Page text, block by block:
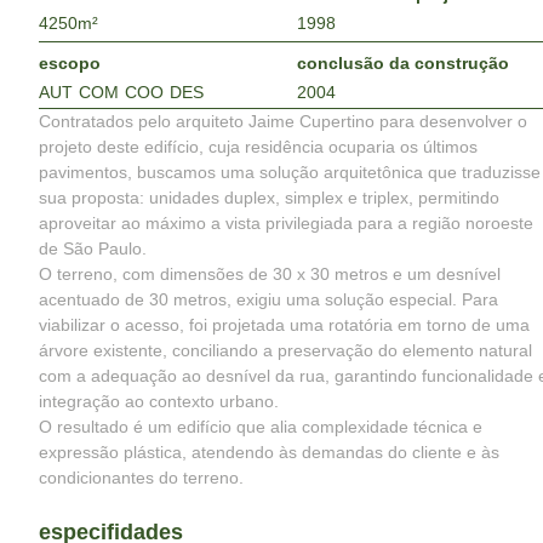
4250m²
escopo
AUT COM COO DES
1998
conclusão da construção
2004
Contratados pelo arquiteto Jaime Cupertino para desenvolver o
projeto deste edifício, cuja residência ocuparia os últimos
pavimentos, buscamos uma solução arquitetônica que traduzisse
sua proposta: unidades duplex, simplex e triplex, permitindo
aproveitar ao máximo a vista privilegiada para a região noroeste
de São Paulo.
O terreno, com dimensões de 30 x 30 metros e um desnível
acentuado de 30 metros, exigiu uma solução especial. Para
viabilizar o acesso, foi projetada uma rotatória em torno de uma
árvore existente, conciliando a preservação do elemento natural
com a adequação ao desnível da rua, garantindo funcionalidade
integração ao contexto urbano.
O resultado é um edifício que alia complexidade técnica e
expressão plástica, atendendo às demandas do cliente e às
condicionantes do terreno.
especifidades